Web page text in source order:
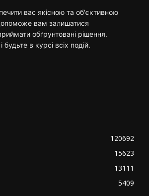
вас якісною та об'єктивною
вам залишатися
обґрунтовані рішення.
будьте в курсі всіх подій.
120692
15623
13111
5409